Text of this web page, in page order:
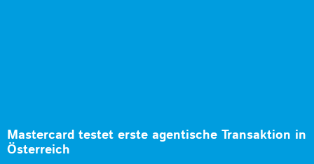
Mastercard testet erste agentische Transaktion in
Österreich